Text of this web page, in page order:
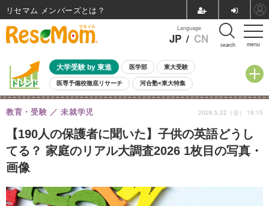
menu
Language
JP / CN search
大学受験 by 東進 医学部 東大受験
医専予備校徹底リサーチ 河合塾×東大特集
親子で考える大学選び 高校受験 中学受験 小学校受験
共通テスト 夏休み
8月開催イベント・WS 全国公立高校 過去問 人気記事
自由研究教材（小学生向け） 自由研究教材（中学生向け） ランキング
【190人の保護者に聞いた】子供の英語どうし
てる？ 家庭のリアル大調査2026 1枚目の写真・
画像
教育・受験 未就学児 2026.5.22（金） 16:15
リセマム メンバーズ